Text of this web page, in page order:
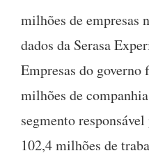
milhões de empresas
dados da Serasa
Empresas do governo
milhões de
segmento
102,4 milhões de